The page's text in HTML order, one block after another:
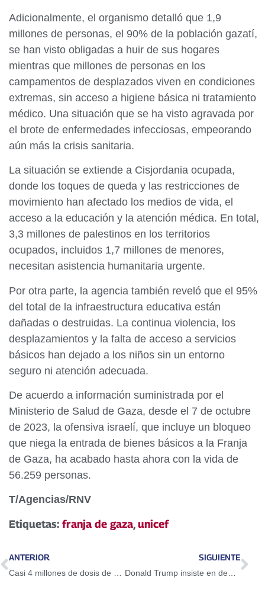
Adicionalmente, el organismo detalló que 1,9
millones de personas, el 90% de la población gazatí,
se han visto obligadas a huir de sus hogares
mientras que millones de personas en los
campamentos de desplazados viven en condiciones
extremas, sin acceso a higiene básica ni tratamiento
médico. Una situación que se ha visto agravada por
el brote de enfermedades infecciosas, empeorando
aún más la crisis sanitaria.
La situación se extiende a Cisjordania ocupada,
donde los toques de queda y las restricciones de
movimiento han afectado los medios de vida, el
acceso a la educación y la atención médica. En total,
3,3 millones de palestinos en los territorios
ocupados, incluidos 1,7 millones de menores,
necesitan asistencia humanitaria urgente.
Por otra parte, la agencia también reveló que el 95%
del total de la infraestructura educativa están
dañadas o destruidas. La continua violencia, los
desplazamientos y la falta de acceso a servicios
básicos han dejado a los niños sin un entorno
seguro ni atención adecuada.
De acuerdo a información suministrada por el
Ministerio de Salud de Gaza, desde el 7 de octubre
de 2023, la ofensiva israelí, que incluye un bloqueo
que niega la entrada de bienes básicos a la Franja
de Gaza, ha acabado hasta ahora con la vida de
56.259 personas.
T/Agencias/RNV
Etiquetas: franja de gaza,unicef
ANTERIOR SIGUIENTE